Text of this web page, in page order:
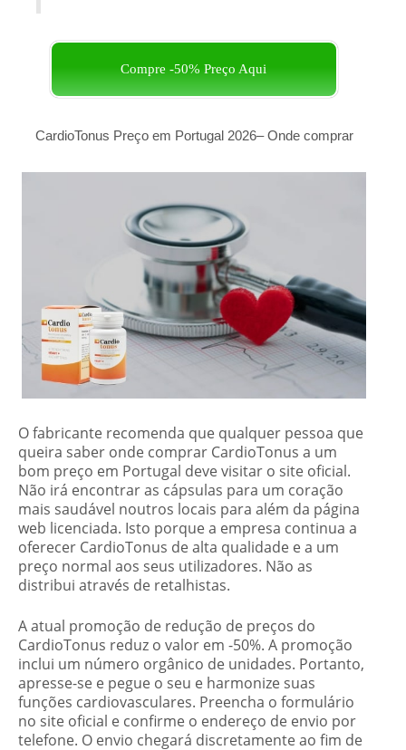
Compre -50% Preço Aqui
CardioTonus Preço em Portugal 2026– Onde comprar
O fabricante recomenda que qualquer pessoa que
queira saber onde comprar CardioTonus a um
bom preço em Portugal deve visitar o site oficial.
Não irá encontrar as cápsulas para um coração
mais saudável noutros locais para além da página
web licenciada. Isto porque a empresa continua a
oferecer CardioTonus de alta qualidade e a um
preço normal aos seus utilizadores. Não as
distribui através de retalhistas.
A atual promoção de redução de preços do
CardioTonus reduz o valor em -50%. A promoção
inclui um número orgânico de unidades. Portanto,
apresse-se e pegue o seu e harmonize suas
funções cardiovasculares. Preencha o formulário
no site oficial e confirme o endereço de envio por
telefone. O envio chegará discretamente ao fim de